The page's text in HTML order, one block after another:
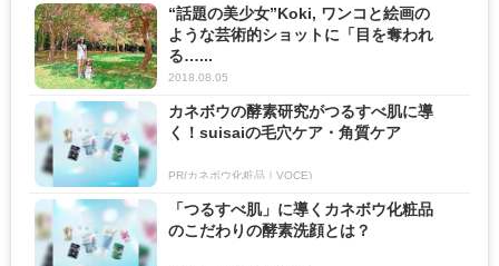
“話題の美少女”Koki, ワンコと絵画の
ような芸術的ショットに「目を奪われ
る…...
2018.08.05
カネボウの酵素研究がつるすべ肌に導
く！suisaiの毛穴ケア・角質ケア
PR(カネボウ化粧品｜VOCE)
「つるすべ肌」に導くカネボウ化粧品
のこだわりの酵素洗顔とは？